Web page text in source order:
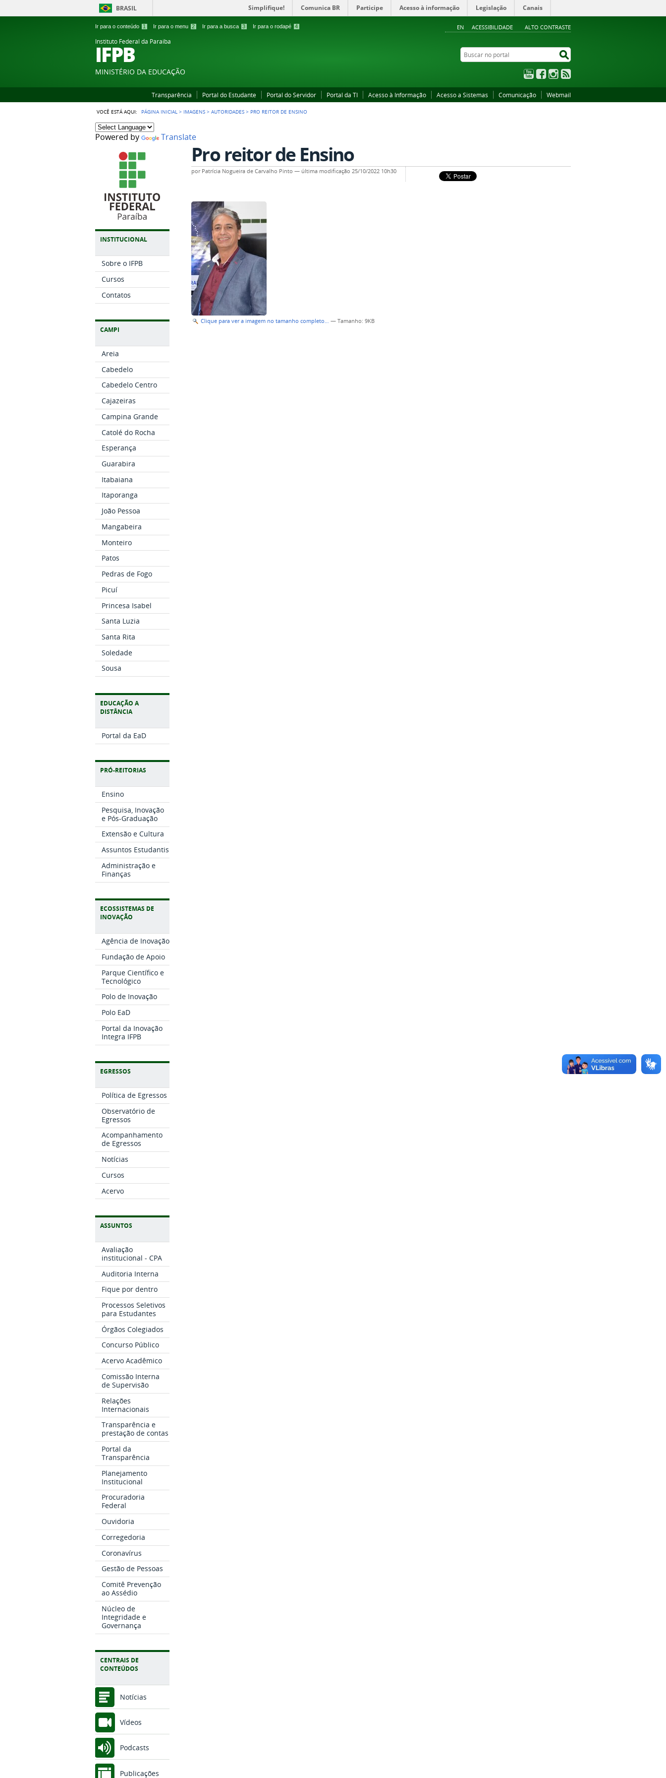
BRASIL Simplifique! Comunica BR Participe Acesso à informação Legislação Canais
Ir para o conteúdo 1 Ir para o menu 2 Ir para a busca 3 Ir para o rodapé 4 EN ACESSIBILIDADE ALTO CONTRASTE
Instituto Federal da Paraiba
IFPB
MINISTÉRIO DA EDUCAÇÃO
Buscar no portal
YouTubeFacebookInstagram
Transparência Portal do Estudante Portal do Servidor Portal da TI Acesso à Informação Acesso a Sistemas Comunicação Webmail
VOCÊ ESTÁ AQUI: PÁGINA INICIAL > IMAGENS >AUTORIDADES > PRO REITOR DE ENSINO
Powered by Translate
INSTITUCIONAL
Sobre o IFPB
Cursos
Contatos
CAMPI
Areia
Cabedelo
Cabedelo Centro
Cajazeiras
Campina Grande
Catolé do Rocha
Esperança
Guarabira
Itabaiana
Itaporanga
João Pessoa
Mangabeira
Monteiro
Patos
Pedras de Fogo
Picuí
Princesa Isabel
Santa Luzia
Santa Rita
Soledade
Sousa
EDUCAÇÃO A
DISTÂNCIA
Portal da EaD
PRÓ-REITORIAS
Ensino
Pesquisa, Inovação
e Pós-Graduação
Extensão e Cultura
Assuntos Estudantis
Administração e
Finanças
ECOSSISTEMAS DE
INOVAÇÃO
Agência de Inovação
Fundação de Apoio
Parque Científico e
Tecnológico
Polo de Inovação
Polo EaD
Portal da Inovação
Integra IFPB
EGRESSOS
Política de Egressos
Observatório de
Egressos
Acompanhamento
de Egressos
Notícias
Cursos
Acervo
ASSUNTOS
Avaliação
institucional - CPA
Auditoria Interna
Fique por dentro
Processos Seletivos
para Estudantes
Órgãos Colegiados
Concurso Público
Acervo Acadêmico
Comissão Interna
de Supervisão
Relações
Internacionais
Transparência e
prestação de contas
Portal da
Transparência
Planejamento
Institucional
Procuradoria
Federal
Ouvidoria
Corregedoria
Coronavírus
Gestão de Pessoas
Comitê Prevenção
ao Assédio
Núcleo de
Integridade e
Governança
CENTRAIS DE
CONTEÚDOS
Notícias
Vídeos
Podcasts
Publicações
Pro reitor de Ensino
por Patrícia Nogueira de Carvalho Pinto — última modificação 25/10/2022 10h30
Clique para ver a imagem no tamanho completo… —Tamanho: 9KB